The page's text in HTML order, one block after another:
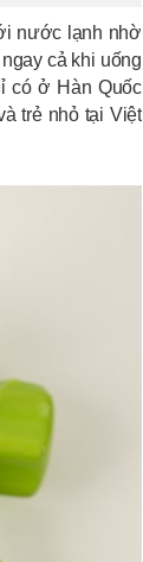
nước lạnh nhờ
cả khi uống
có ở Hàn Quốc
trẻ nhỏ tại Việt